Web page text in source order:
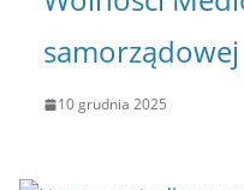
samorządowej
10 grudnia 2025